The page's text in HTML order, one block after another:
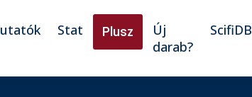
Stat Plusz
Új
darab?
ScifiDB